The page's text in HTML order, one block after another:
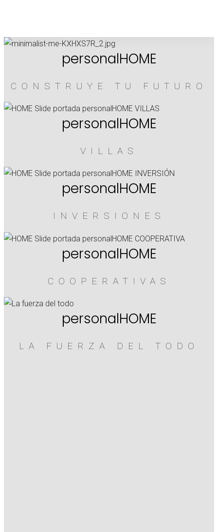
personalHOME
CONSTRUYE TU FUTURO
personalHOME
VILLAS
personalHOME
INVERSIONES
personalHOME
COOPERATIVAS
personalHOME
LA FUERZA DEL TODO